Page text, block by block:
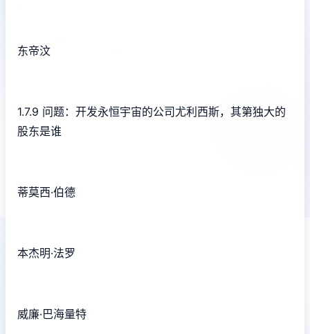
东帝汶
1.7.9 问题：开发永恒宇宙的公司尤利西斯，其第独大的
股东是谁
蒂莫西·伯德
本杰明·法罗
威廉·巴海量特